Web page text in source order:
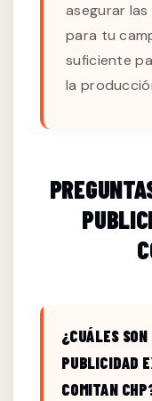
asegurar
para tu
suficiente
la
¿CUÁLES SON
PUBLICIDAD
COMITAN